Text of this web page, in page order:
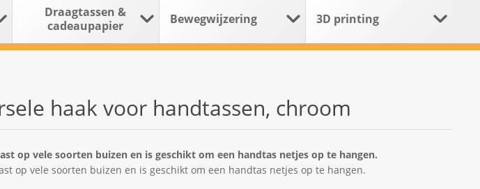
Draagtassen &
cadeaupapier
Bewegwijzering 3D printing
haak voor handtassen, chroom
op vele soorten buizen en is geschikt om een handtas netjes op te hangen.
op vele soorten buizen en is geschikt om een handtas netjes op te hangen.